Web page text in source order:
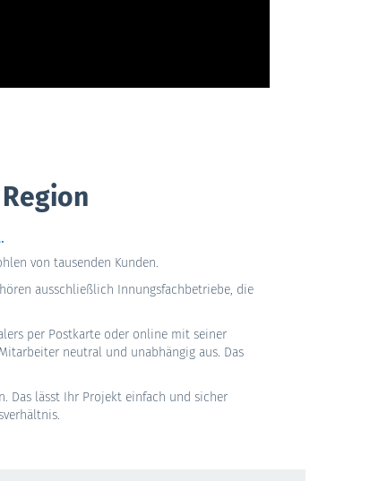
von tausenden Kunden.
ausschließlich Innungsfachbetriebe, die
per Postkarte oder online mit seiner
neutral und unabhängig aus. Das
Das lässt Ihr Projekt einfach und sicher